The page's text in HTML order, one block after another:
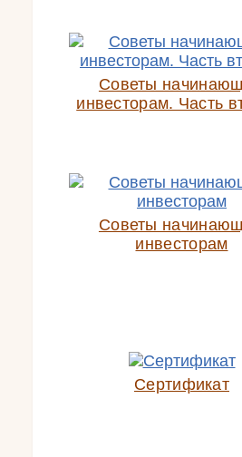
Советы
инвесторам. Часть
Советы
инвесторам
Сертификат